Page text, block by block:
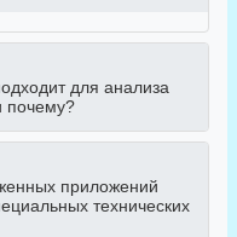
для анализа
почему?
приложений
технических